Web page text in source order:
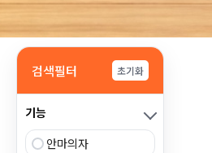
검색필터 초기화
기능
안마의자